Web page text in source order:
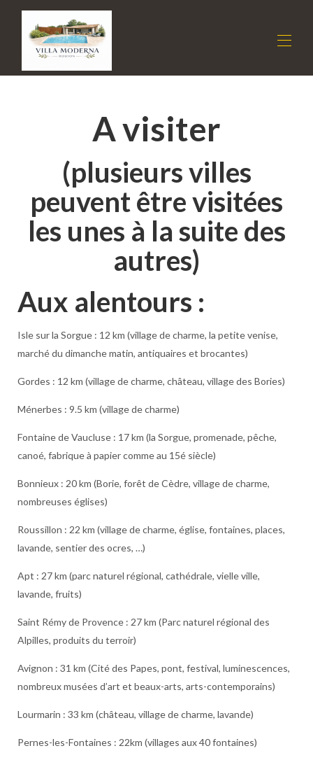
De villa
Tarieven
Beoordelingen
Contact
Goed plan
A visiter
(plusieurs villes
peuvent être visitées
les unes à la suite des
autres)
Aux alentours :
Isle sur la Sorgue : 12 km (village de charme, la petite venise,
marché du dimanche matin, antiquaires et brocantes)
Gordes : 12 km (village de charme, château, village des Bories)
Ménerbes : 9.5 km (village de charme)
Fontaine de Vaucluse : 17 km (la Sorgue, promenade, pêche,
canoé, fabrique à papier comme au 15é siècle)
Bonnieux : 20 km (Borie, forêt de Cèdre, village de charme,
nombreuses églises)
Roussillon : 22 km (village de charme, église, fontaines, places,
lavande, sentier des ocres, …)
Apt : 27 km (parc naturel régional, cathédrale, vielle ville,
lavande, fruits)
Saint Rémy de Provence : 27 km (Parc naturel régional des
Alpilles, produits du terroir)
Avignon : 31 km (Cité des Papes, pont, festival, luminescences,
nombreux musées d’art et beaux-arts, arts-contemporains)
Lourmarin : 33 km (château, village de charme, lavande)
Pernes-les-Fontaines : 22km (villages aux 40 fontaines)